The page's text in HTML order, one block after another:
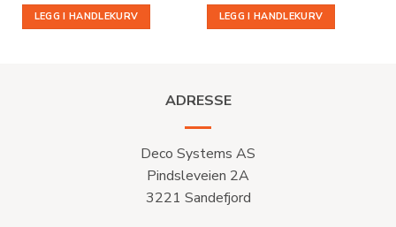
LEGG I HANDLEKURV LEGG I HANDLEKURV
ADRESSE
Deco Systems AS
Pindsleveien 2A
3221 Sandefjord